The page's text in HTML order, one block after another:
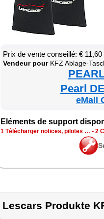
Prix de vente conseillé: € 11,60
Ven­deur pourKFZ Ablage-
Pearl
eMall
Elé­ments de sup­port
1 Télé­char­ger notices, pilotes … • 2
Lescars Produkte